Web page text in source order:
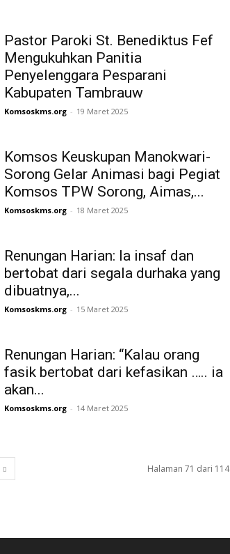
Pastor Paroki St. Benediktus Fef
Mengukuhkan Panitia
Penyelenggara Pesparani
Kabupaten Tambrauw
Komsoskms.org - 19 Maret 2025
Komsos Keuskupan Manokwari-
Sorong Gelar Animasi bagi Pegiat
Komsos TPW Sorong, Aimas,...
Komsoskms.org - 18 Maret 2025
Renungan Harian: Ia insaf dan
bertobat dari segala durhaka yang
dibuatnya,...
Komsoskms.org - 15 Maret 2025
Renungan Harian: “Kalau orang
fasik bertobat dari kefasikan ….. ia
akan...
Komsoskms.org - 14 Maret 2025
Halaman 71 dari 114